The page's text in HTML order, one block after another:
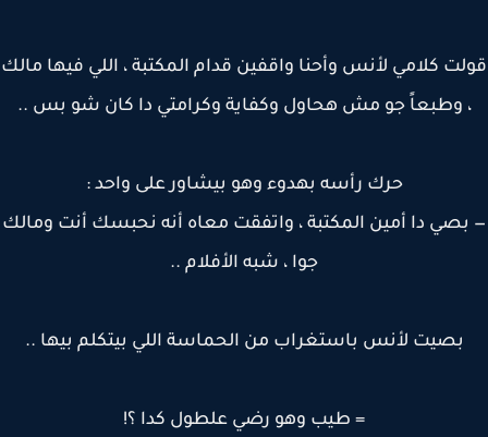
كلامي لأنس وأحنا واقفين قدام المكتبة ، اللي فيها مالك
وطبعاً جو مش هحاول وكفاية وكرامتي دا كان شو بس ..
حرك رأسه بهدوء وهو بيشاور على واحد :
دا أمين المكتبة ، واتفقت معاه أنه نحبسك أنت ومالك
جوا ، شبه الأفلام ..
بصيت لأنس باستغراب من الحماسة اللي بيتكلم بيها ..
= طيب وهو رضي علطول كدا ؟!